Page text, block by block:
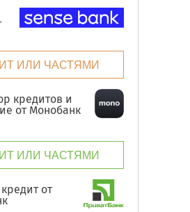
ИЛИ ЧАСТЯМИ
кредитов и
от Монобанк
ИЛИ ЧАСТЯМИ
от